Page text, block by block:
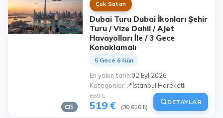
5
Çok Satan
Dubai Turu Dubai İkonları Şehir
Turu / Vize Dahil / AJet
Havayolları İle / 3 Gece
Konaklamalı
5 Gece 6 Gün
En yakın tarih 02 Eyl 2026
Kategoriler 📍İstanbul Hareketli
669 €
519 € (30,616 ₺)
DETAYLAR